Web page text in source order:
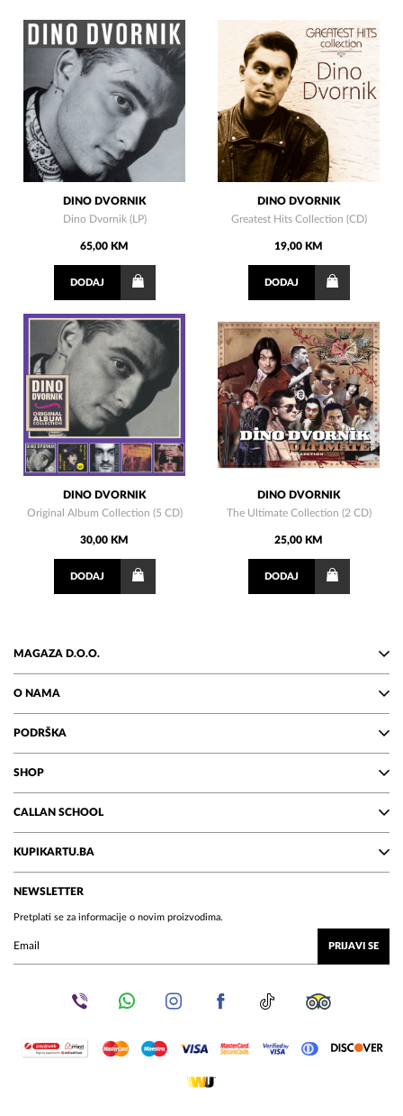
DINO DVORNIK
Dino Dvornik (LP)
65,00 KM
DODAJ
DINO DVORNIK
Greatest Hits Collection (CD)
19,00 KM
DODAJ
DINO DVORNIK
Original Album Collection (5 CD)
30,00 KM
DODAJ
DINO DVORNIK
The Ultimate Collection (2 CD)
25,00 KM
DODAJ
MAGAZA D.O.O.
O NAMA
PODRŠKA
SHOP
CALLAN SCHOOL
KUPIKARTU.BA
NEWSLETTER
Pretplati se za informacije o novim proizvodima.
PRIJAVI SE